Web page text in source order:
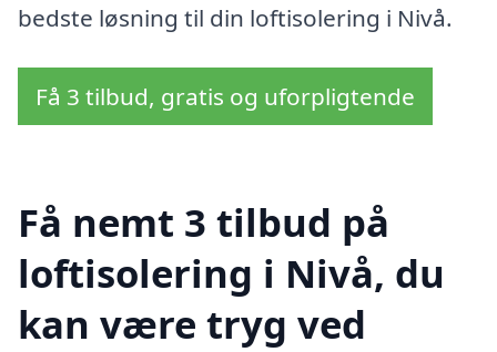
bedste løsning til din loftisolering i Nivå.
Få 3 tilbud, gratis og uforpligtende
Få nemt 3 tilbud på
loftisolering i Nivå, du
kan være tryg ved